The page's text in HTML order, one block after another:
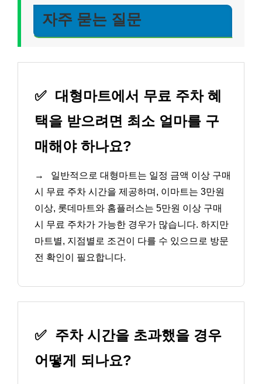
자주 묻는 질문
✅ 대형마트에서 무료 주차 혜
택을 받으려면 최소 얼마를 구
매해야 하나요?
→
일반적으로 대형마트는 일정 금액 이상 구매
시 무료 주차 시간을 제공하며, 이마트는 3만원
이상, 롯데마트와 홈플러스는 5만원 이상 구매
시 무료 주차가 가능한 경우가 많습니다. 하지만
마트별, 지점별로 조건이 다를 수 있으므로 방문
전 확인이 필요합니다.
✅ 주차 시간을 초과했을 경우
어떻게 되나요?